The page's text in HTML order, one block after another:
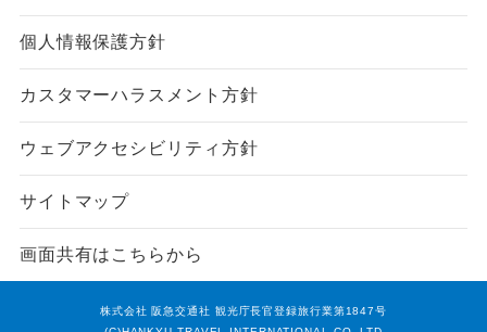
設定する
設定する
設定する
設定する
指定 除外
設定する
設定する
設定する
個人情報保護方針
カスタマーハラスメント方針
ウェブアクセシビリティ方針
サイトマップ
画面共有はこちらから
株式会社 阪急交通社 観光庁長官登録旅行業第1847号